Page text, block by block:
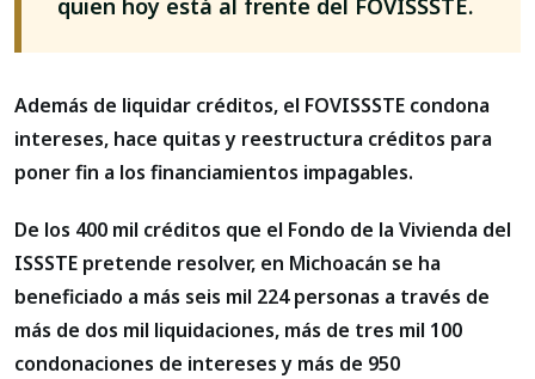
quien hoy está al frente del FOVISSSTE.
Además de liquidar créditos, el FOVISSSTE condona
intereses, hace quitas y reestructura créditos para
poner fin a los financiamientos impagables.
De los 400 mil créditos que el Fondo de la Vivienda del
ISSSTE pretende resolver, en Michoacán se ha
beneficiado a más seis mil 224 personas a través de
más de dos mil liquidaciones, más de tres mil 100
condonaciones de intereses y más de 950